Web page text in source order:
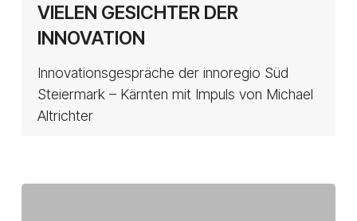
INDUSTRIE
GESICHTER
DER
INNOVATION
VIELEN GESICHTER DER
INNOVATION
Innovationsgespräche der innoregio Süd
Steiermark – Kärnten mit Impuls von Michael
Altrichter